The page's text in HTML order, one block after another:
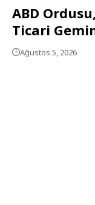
ABD
Ticari
Ağustos 5, 2026